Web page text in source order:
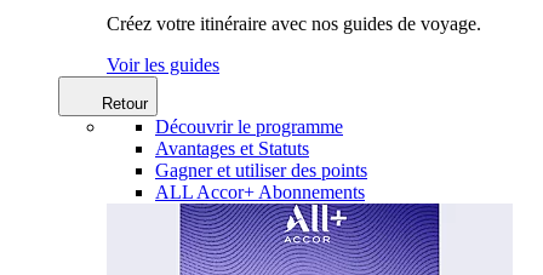
Créez votre itinéraire avec nos guides de voyage.
Voir les guides
Retour
Découvrir le programme
Avantages et Statuts
Gagner et utiliser des points
ALL Accor+ Abonnements